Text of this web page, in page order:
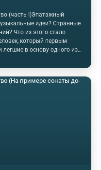
(часть I)Эпатажный
идеи? Странные
Что из этого стало
который первым
в основу одного из
либо значимого
обязательным для
как будто он мелкий
он значительно повлиял